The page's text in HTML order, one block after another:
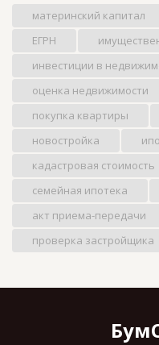
материнский капитал
ЕГРН
инвестиции в
оценка недвижимости
покупка квартиры
новостройка
кадастровая стоимость
семейная ипотека
акт приема-передачи
проверка застройщика